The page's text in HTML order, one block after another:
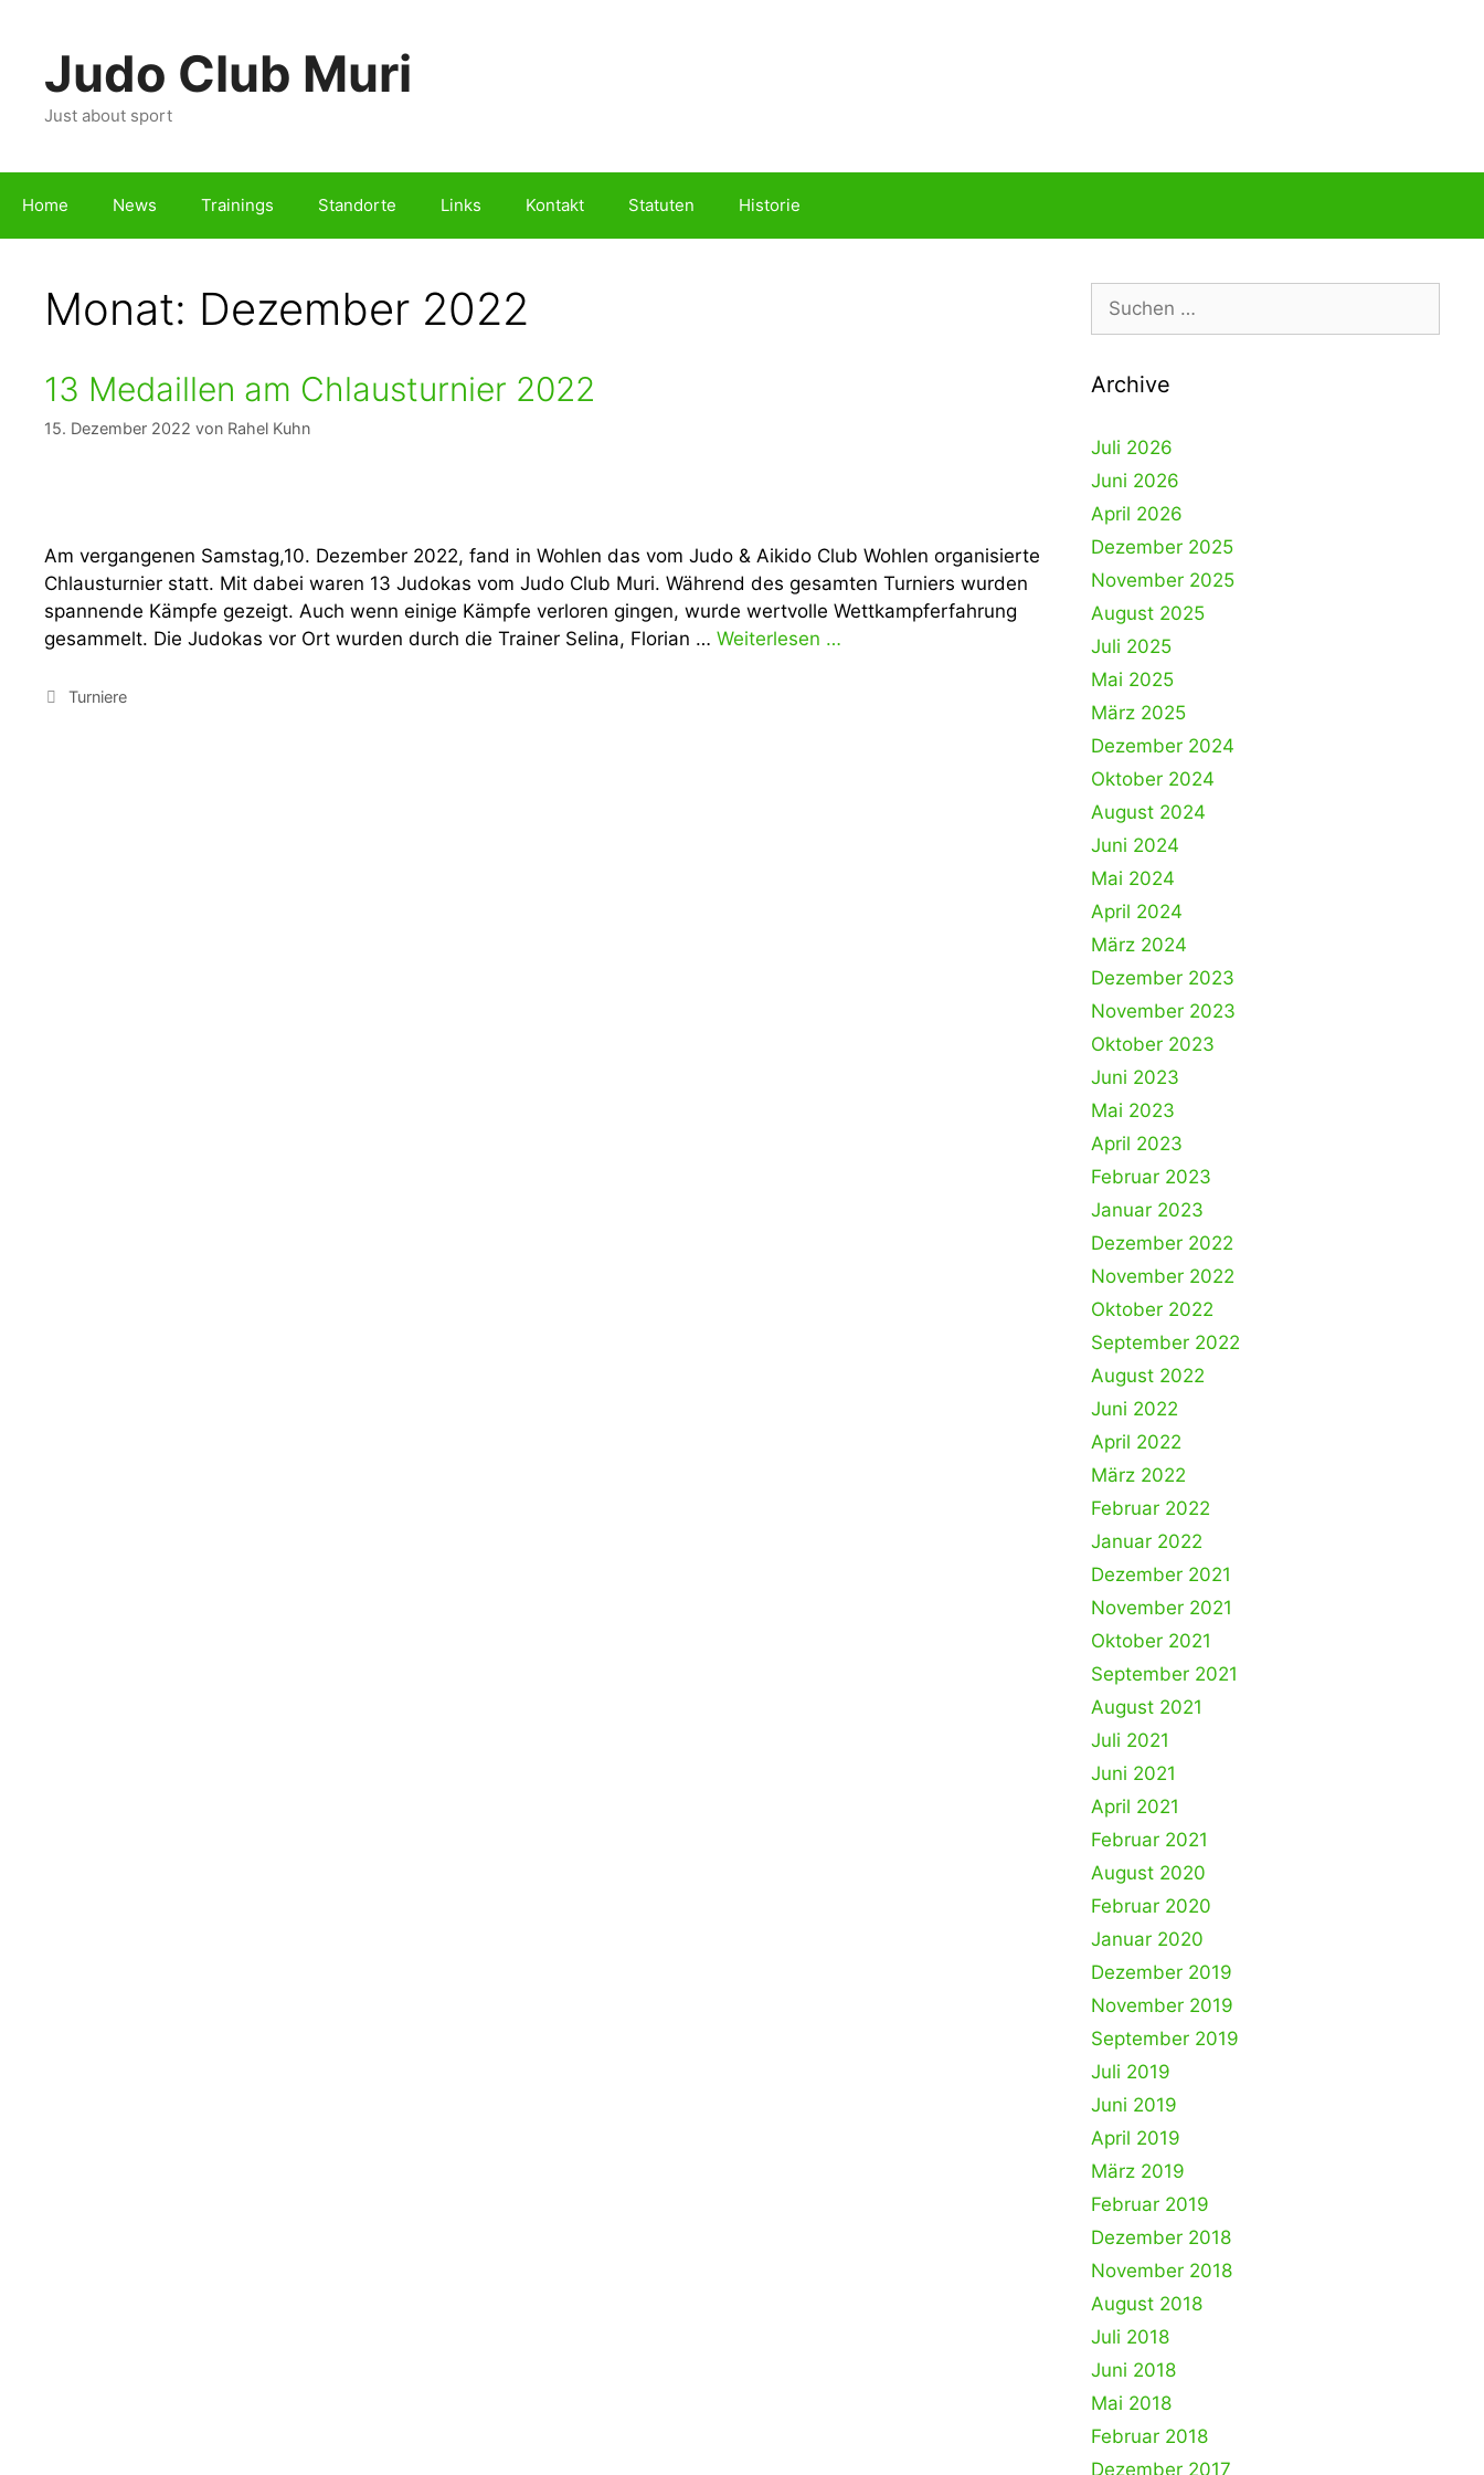
Judo Club Muri
Just about sport
Home News Trainings Standorte Links Kontakt Statuten Historie
Monat: Dezember 2022
13 Medaillen am Chlausturnier 2022
15. Dezember 2022 von Rahel Kuhn
Am vergangenen Samstag,10. Dezember 2022, fand in Wohlen das vom Judo & Aikido Club Wohlen organisierte
Chlausturnier statt. Mit dabei waren 13 Judokas vom Judo Club Muri. Während des gesamten Turniers wurden
spannende Kämpfe gezeigt. Auch wenn einige Kämpfe verloren gingen, wurde wertvolle Wettkampferfahrung
gesammelt. Die Judokas vor Ort wurden durch die Trainer Selina, Florian … Weiterlesen …
Kategorien
Turniere
Suche
nach:
Archive
Juli 2026
Juni 2026
April 2026
Dezember 2025
November 2025
August 2025
Juli 2025
Mai 2025
März 2025
Dezember 2024
Oktober 2024
August 2024
Juni 2024
Mai 2024
April 2024
März 2024
Dezember 2023
November 2023
Oktober 2023
Juni 2023
Mai 2023
April 2023
Februar 2023
Januar 2023
Dezember 2022
November 2022
Oktober 2022
September 2022
August 2022
Juni 2022
April 2022
März 2022
Februar 2022
Januar 2022
Dezember 2021
November 2021
Oktober 2021
September 2021
August 2021
Juli 2021
Juni 2021
April 2021
Februar 2021
August 2020
Februar 2020
Januar 2020
Dezember 2019
November 2019
September 2019
Juli 2019
Juni 2019
April 2019
März 2019
Februar 2019
Dezember 2018
November 2018
August 2018
Juli 2018
Juni 2018
Mai 2018
Februar 2018
Dezember 2017